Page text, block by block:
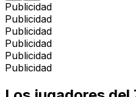
Publicidad
Publicidad
Publicidad
Publicidad
Publicidad
Publicidad